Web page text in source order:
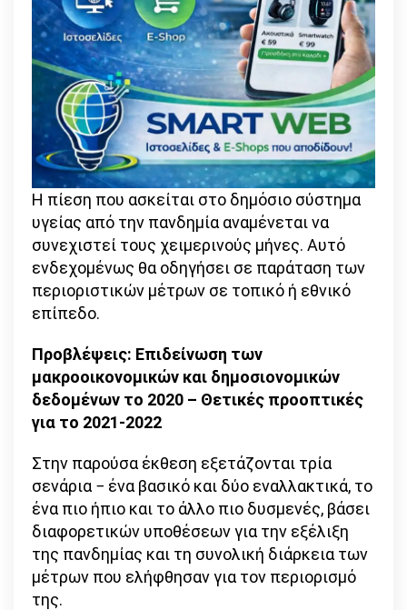
Η πίεση που ασκείται στο δημόσιο σύστημα
υγείας από την πανδημία αναμένεται να
συνεχιστεί τους χειμερινούς μήνες. Αυτό
ενδεχομένως θα οδηγήσει σε παράταση των
περιοριστικών μέτρων σε τοπικό ή εθνικό
επίπεδο.
Προβλέψεις: Επιδείνωση των
μακροοικονομικών και δημοσιονομικών
δεδομένων το 2020 – Θετικές προοπτικές
για το 2021-2022
Στην παρούσα έκθεση εξετάζονται τρία
σενάρια − ένα βασικό και δύο εναλλακτικά, το
ένα πιο ήπιο και το άλλο πιο δυσμενές, βάσει
διαφορετικών υποθέσεων για την εξέλιξη
της πανδημίας και τη συνολική διάρκεια των
μέτρων που ελήφθησαν για τον περιορισμό
της.